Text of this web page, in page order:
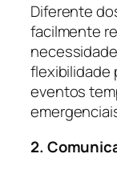
Diferente
facilmente
flexibilidade
eventos
2.